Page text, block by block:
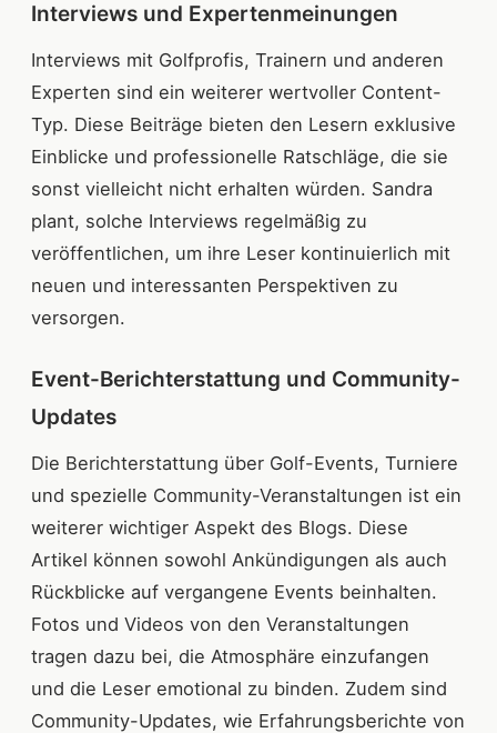
Interviews und Expertenmeinungen
Interviews mit Golfprofis, Trainern und anderen
Experten sind ein weiterer wertvoller Content-
Typ. Diese Beiträge bieten den Lesern exklusive
Einblicke und professionelle Ratschläge, die sie
sonst vielleicht nicht erhalten würden. Sandra
plant, solche Interviews regelmäßig zu
veröffentlichen, um ihre Leser kontinuierlich mit
neuen und interessanten Perspektiven zu
versorgen.
Event-Berichterstattung und Community-
Updates
Die Berichterstattung über Golf-Events, Turniere
und spezielle Community-Veranstaltungen ist ein
weiterer wichtiger Aspekt des Blogs. Diese
Artikel können sowohl Ankündigungen als auch
Rückblicke auf vergangene Events beinhalten.
Fotos und Videos von den Veranstaltungen
tragen dazu bei, die Atmosphäre einzufangen
und die Leser emotional zu binden. Zudem sind
Community-Updates, wie Erfahrungsberichte von